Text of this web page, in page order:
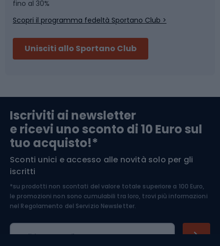
Skitouring
Abbigliamento da escursionismo
Pattinaggio
Componenti per biciclette
Arrampicata
Medicina dello sport
Abbigliamento ciclistico
fino al 30%
Scopri il programma fedeltà Sportano Club >
Unisciti allo Sportano Club
Iscriviti ai newsletter
e ricevi uno sconto di 10 Euro sul
tuo acquisto!*
Sconti unici e accesso alle novità solo per gli
iscritti
*su prodotti non scontati del valore totale superiore a 100 Euro,
le promozioni non sono cumulabili tra loro, trovi più informazioni
nel Regolamento del Servizio Newsletter.
Indirizzo e-mail